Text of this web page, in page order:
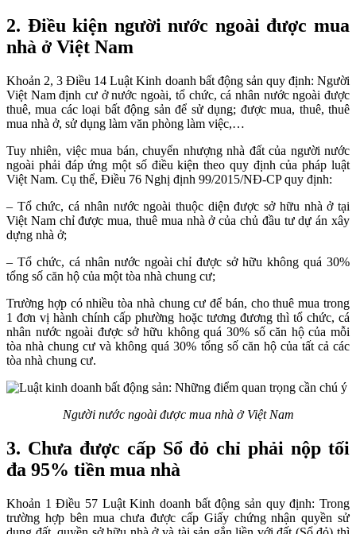
2. Điều kiện người nước ngoài được mua
nhà ở Việt Nam
Khoản 2, 3 Điều 14 Luật Kinh doanh bất động sản quy định: Người
Việt Nam định cư ở nước ngoài, tổ chức, cá nhân nước ngoài được
thuê, mua các loại bất động sản để sử dụng; được mua, thuê, thuê
mua nhà ở, sử dụng làm văn phòng làm việc,…
Tuy nhiên, việc mua bán, chuyển nhượng nhà đất của người nước
ngoài phải đáp ứng một số điều kiện theo quy định của pháp luật
Việt Nam. Cụ thể, Điều 76 Nghị định 99/2015/NĐ-CP quy định:
– Tổ chức, cá nhân nước ngoài thuộc diện được sở hữu nhà ở tại
Việt Nam chỉ được mua, thuê mua nhà ở của chủ đầu tư dự án xây
dựng nhà ở;
– Tổ chức, cá nhân nước ngoài chỉ được sở hữu không quá 30%
tổng số căn hộ của một tòa nhà chung cư;
Trường hợp có nhiều tòa nhà chung cư để bán, cho thuê mua trong
1 đơn vị hành chính cấp phường hoặc tương đương thì tổ chức, cá
nhân nước ngoài được sở hữu không quá 30% số căn hộ của mỗi
tòa nhà chung cư và không quá 30% tổng số căn hộ của tất cả các
tòa nhà chung cư.
Người nước ngoài được mua nhà ở Việt Nam
3. Chưa được cấp Sổ đỏ chỉ phải nộp tối
đa 95% tiền mua nhà
Khoản 1 Điều 57 Luật Kinh doanh bất động sản quy định: Trong
trường hợp bên mua chưa được cấp Giấy chứng nhận quyền sử